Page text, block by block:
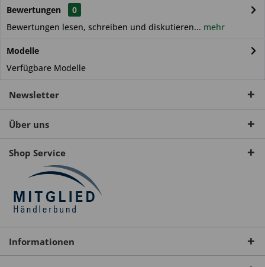
Bewertungen
0
Bewertungen lesen, schreiben und diskutieren... mehr
Modelle
Verfügbare Modelle
Newsletter
Über uns
Shop Service
Informationen